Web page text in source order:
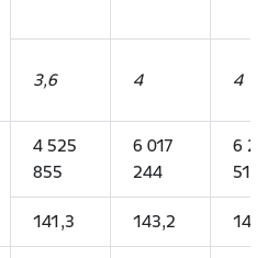
3,6 4 4
4 525
855
6 017
244
6
513
141,3 143,2